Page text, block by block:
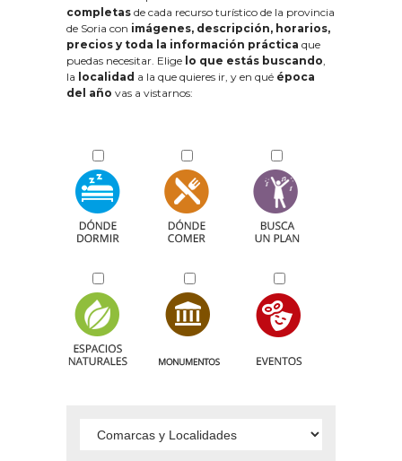
completas de cada recurso turístico de la provincia
de Soria con imágenes, descripción, horarios,
precios y toda la información práctica que
puedas necesitar. Elige lo que estás buscando,
la localidad a la que quieres ir, y en qué época
del año vas a vistarnos: